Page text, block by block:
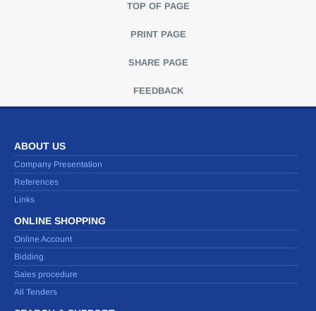
TOP OF PAGE
PRINT PAGE
SHARE PAGE
FEEDBACK
ABOUT US
Company Presentation
References
Links
ONLINE SHOPPING
Online Account
Bidding
Sales procedure
All Tenders